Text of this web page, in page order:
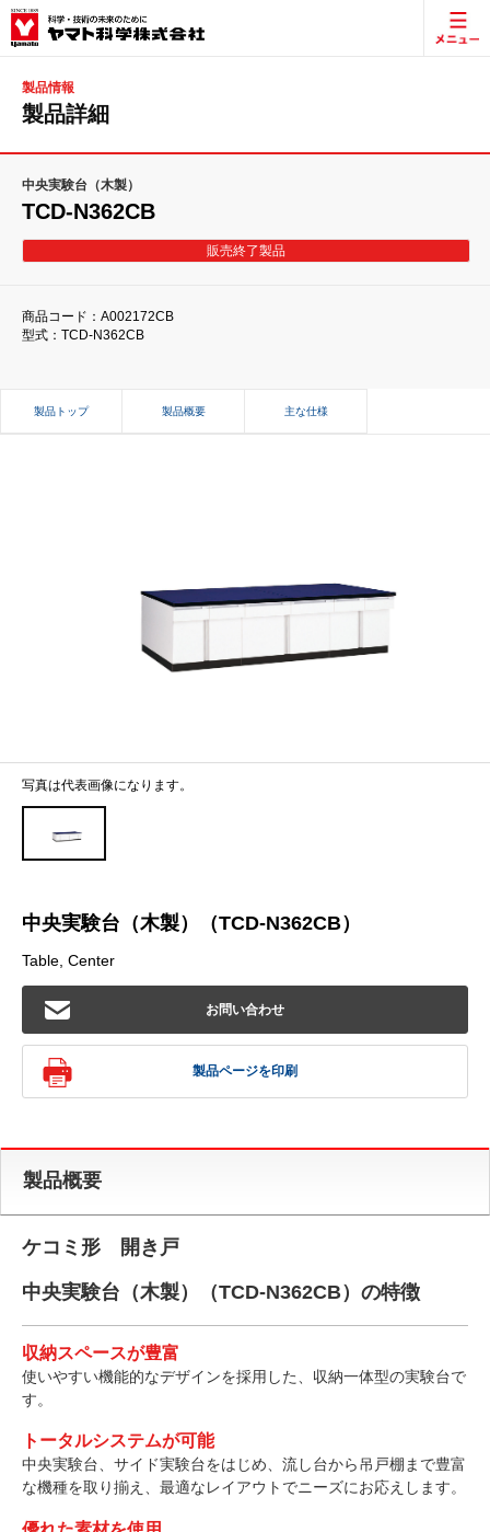
製品情報
製品詳細
中央実験台（木製）
TCD-N362CB
販売終了製品
商品コード：A002172CB
型式：TCD-N362CB
製品トップ 製品概要 主な仕様
写真は代表画像になります。
中央実験台（木製）（TCD-N362CB）
Table, Center
お問い合わせ
製品ページを印刷
製品概要
ケコミ形 開き戸
中央実験台（木製）（TCD-N362CB）の特徴
収納スペースが豊富
使いやすい機能的なデザインを採用した、収納一体型の実験台で
す。
トータルシステムが可能
中央実験台、サイド実験台をはじめ、流し台から吊戸棚まで豊富
な機種を取り揃え、最適なレイアウトでニーズにお応えします。